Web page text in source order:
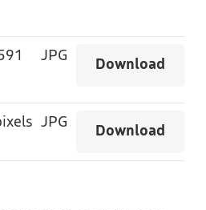
JPG
Download
JPG
Download